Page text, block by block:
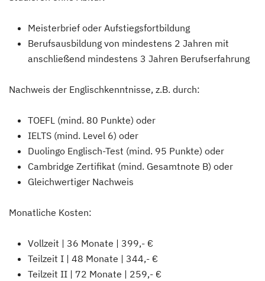
Meisterbrief oder Aufstiegsfortbildung
Berufsausbildung von mindestens 2 Jahren mit
anschließend mindestens 3 Jahren Berufserfahrung
Nachweis der Englischkenntnisse, z.B. durch:
TOEFL (mind. 80 Punkte) oder
IELTS (mind. Level 6) oder
Duolingo Englisch-Test (mind. 95 Punkte) oder
Cambridge Zertifikat (mind. Gesamtnote B) oder
Gleichwertiger Nachweis
Monatliche Kosten:
Vollzeit | 36 Monate | 399,- €
Teilzeit I | 48 Monate | 344,- €
Teilzeit II | 72 Monate | 259,- €